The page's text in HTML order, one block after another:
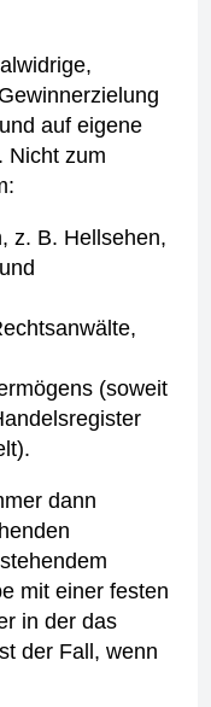
auf eigene
Nicht zum
z. B. Hellsehen,
(soweit
dann
mit einer festen
in der das
der Fall, wenn